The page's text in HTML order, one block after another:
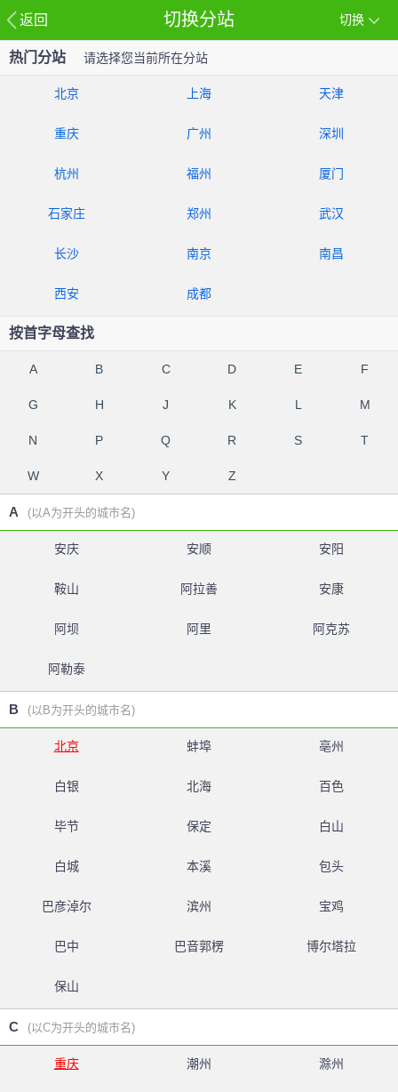
返回 切换
切换分站
热门分站 请选择您当前所在分站
北京 上海 天津
重庆 广州 深圳
杭州 福州 厦门
石家庄 郑州 武汉
长沙 南京 南昌
西安 成都
按首字母查找
A B C D E F
G H J K L M
N P Q R S T
W X Y Z
A (以A为开头的城市名)
安庆 安顺 安阳
鞍山 阿拉善 安康
阿坝 阿里 阿克苏
阿勒泰
B (以B为开头的城市名)
北京 蚌埠 亳州
白银 北海 百色
毕节 保定 白山
白城 本溪 包头
巴彦淖尔 滨州 宝鸡
巴中 巴音郭楞 博尔塔拉
保山
C (以C为开头的城市名)
重庆 潮州 滁州